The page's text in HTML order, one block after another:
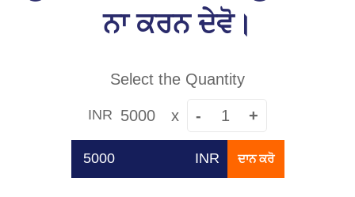
ਨਾ ਕਰਨ ਦੇਵੋ।
Select the Quantity
INR 5000 x - +
INR ਦਾਨ ਕਰੋ